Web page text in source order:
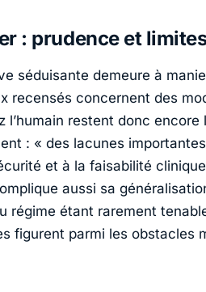
: prudence et
séduisante demeure à
recensés concernent des
l’humain restent donc encore
: « des lacunes
et à la faisabilité
aussi sa
régime étant rarement
figurent parmi les obstacles